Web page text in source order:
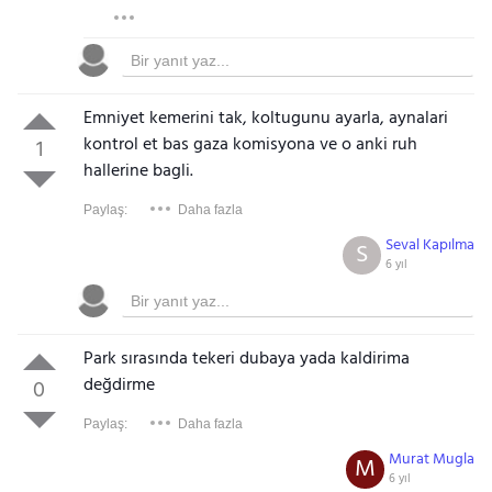
1
Emniyet kemerini tak, koltugunu ayarla, aynalari
kontrol et bas gaza komisyona ve o anki ruh
hallerine bagli.
Paylaş: Daha fazla
Seval Kapılma
6 yıl
S
0
Park sırasında tekeri dubaya yada kaldirima
değdirme
Paylaş: Daha fazla
Murat Mugla
6 yıl
M